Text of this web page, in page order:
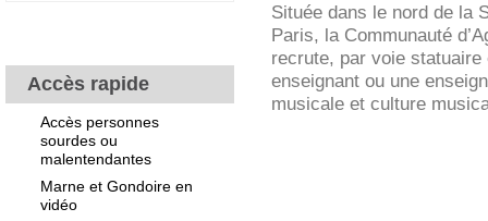
Accès rapide
Accès personnes
sourdes ou
malentendantes
Marne et Gondoire en
vidéo
Située dans le nord de la
Paris, la Communauté
recrute, par voie
enseignant ou une
musicale et culture